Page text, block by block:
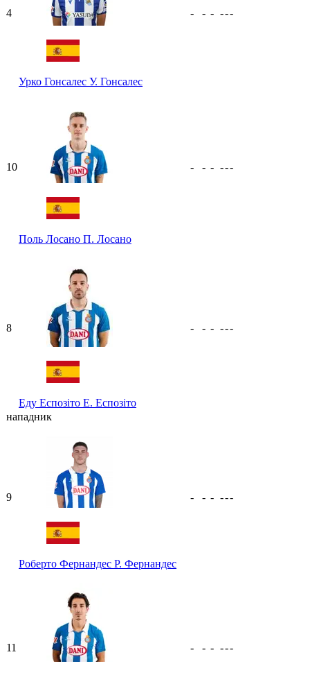
4
Урко Гонсалес У. Гонсалес
- - - ---
10
Поль Лосано П. Лосано
- - - ---
8
Еду Еспозіто Е. Еспозіто
- - - ---
нападник
9
Роберто Фернандес Р. Фернандес
- - - ---
11 - - - ---